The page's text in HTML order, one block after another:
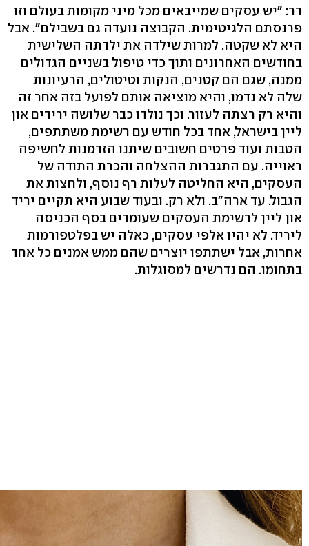
דר: "יש עסקים שמייבאים מכל מיני מקומות בעולם וזו
פרנסתם הלגיטימית. הקבוצה נועדה גם בשבילם". אבל
היא לא שקטה. למרות שילדה את ילדתה השלישית
בחודשים האחרונים ותוך כדי טיפול בשניים הגדולים
ממנה, שגם הם קטנים, הנקות וטיטולים, הרעיונות
שלה לא נדמו, והיא מוציאה אותם לפועל בזה אחר זה
והיא רק רצתה לעזור. וכך נולדו כבר שלושה ירידים און
ליין בישראל, אחד בכל חודש עם רשימת משתתפים,
הטבות ועוד פרטים חשובים שיתנו הזדמנות לחשיפה
ראוייה. עם התגברות ההצלחה והכרת התודה של
העסקים, היא החליטה לעלות רף נוסף, ולחצות את
הגבול. עד ארה"ב. ולא רק. ובעוד שבוע היא תקיים יריד
און ליין לרשימת העסקים שעומדים בסף הכניסה
ליריד. לא יהיו אלפי עסקים, כאלה יש בפלטפורמות
אחרות, אבל ישתתפו יוצרים שהם ממש אמנים כל אחד
בתחומו. הם נדרשים למסוגלות.